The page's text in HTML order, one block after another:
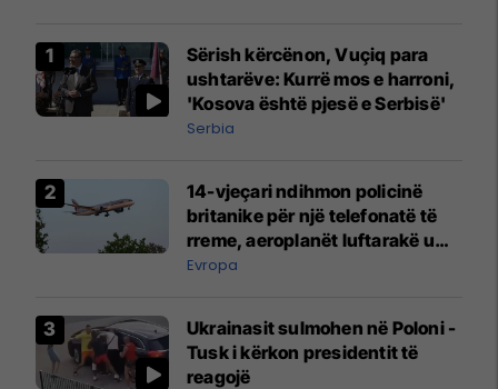
Sërish kërcënon, Vuçiq para
ushtarëve: Kurrë mos e harroni,
'Kosova është pjesë e Serbisë'
Serbia
14-vjeçari ndihmon policinë
britanike për një telefonatë të
rreme, aeroplanët luftarakë u
ngritën në ajër për të
Mançesterit
Evropa
Ukrainasit sulmohen në Poloni -
Tusk i kërkon presidentit të
reagojë